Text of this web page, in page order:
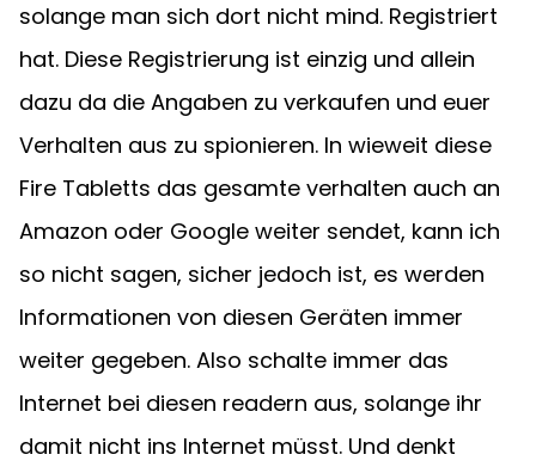
solange man sich dort nicht mind. Registriert
hat. Diese Registrierung ist einzig und allein
dazu da die Angaben zu verkaufen und euer
Verhalten aus zu spionieren. In wieweit diese
Fire Tabletts das gesamte verhalten auch an
Amazon oder Google weiter sendet, kann ich
so nicht sagen, sicher jedoch ist, es werden
Informationen von diesen Geräten immer
weiter gegeben. Also schalte immer das
Internet bei diesen readern aus, solange ihr
damit nicht ins Internet müsst. Und denkt